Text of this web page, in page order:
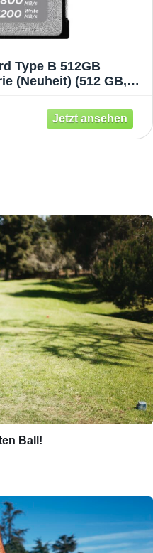
Type B 512GB
(Neuheit) (512 GB,
Ball!